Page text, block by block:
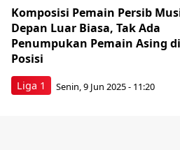
Liga 1
Komposisi Pemain Persib
Depan Luar Biasa, Tak Ada
Penumpukan Pemain Asing
Posisi
Senin, 9 Jun 2025 - 11:20